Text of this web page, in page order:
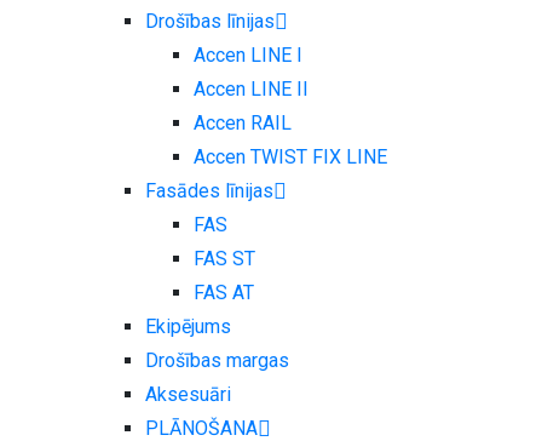
Drošības līnijas
Accen LINE I
Accen LINE II
Accen RAIL
Accen TWIST FIX LINE
Fasādes līnijas
FAS
FAS ST
FAS AT
Ekipējums
Drošības margas
Aksesuāri
PLĀNOŠANA